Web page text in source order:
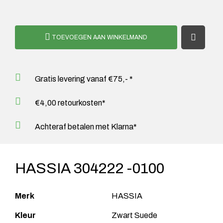
TOEVOEGEN AAN WINKELMAND
Gratis levering vanaf €75,- *
€4,00 retourkosten*
Achteraf betalen met Klarna*
HASSIA 304222 -0100
Merk HASSIA
Kleur Zwart Suede